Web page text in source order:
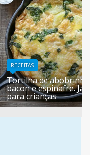
RECEITAS
Tortilha de
bacon e espinafre.
para crianças